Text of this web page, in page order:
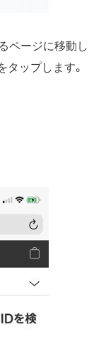
ページに移動し
タップします。